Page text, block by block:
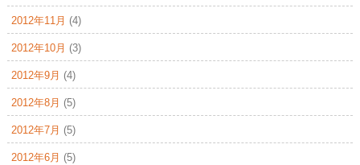
2012年11月 (4)
2012年10月 (3)
2012年9月 (4)
2012年8月 (5)
2012年7月 (5)
2012年6月 (5)